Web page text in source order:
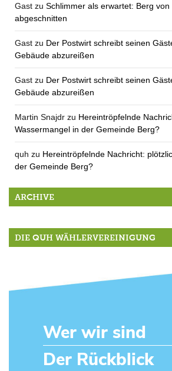
Gast zu Schlimmer als erwartet: Berg
abgeschnitten
Gast zu Der Postwirt schreibt seinen
Gebäude abzureißen
Gast zu Der Postwirt schreibt seinen
Gebäude abzureißen
Martin Snajdr zu Hereintröpfelnde
Wassermangel in der Gemeinde Berg?
quh zu Hereintröpfelnde Nachricht:
der Gemeinde Berg?
ARCHIVE
DIE QUH WÄHLERVEREINIGUNG
Wer wir sind
Der Rückblick